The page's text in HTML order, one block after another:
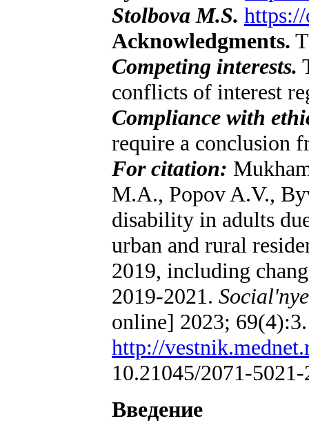
Stolbova M.S.
Acknowledgments.
Competing interests.
conflicts of interest
Compliance with
require a conclusion
For citation:
M.A., Popov A.V.,
disability in adults
urban and rural
2019, including
2019-2021.
online] 2023;
http://
10.21045/2071-
Введение